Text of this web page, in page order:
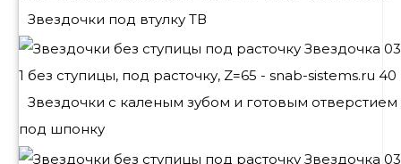
Звездочки под втулку ТВ
Звездочки с каленым зубом и готовым отверстием
под шпонку